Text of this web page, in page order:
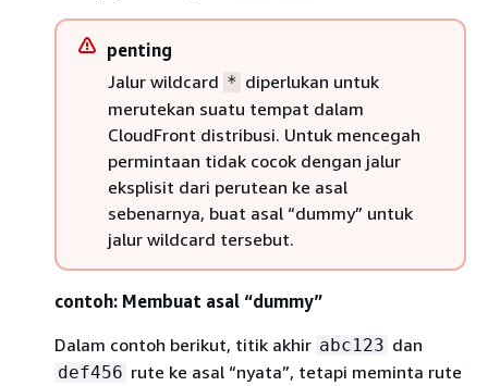
penting
Jalur wildcard * diperlukan untuk
merutekan suatu tempat dalam
CloudFront distribusi. Untuk mencegah
permintaan tidak cocok dengan jalur
eksplisit dari perutean ke asal
sebenarnya, buat asal “dummy” untuk
jalur wildcard tersebut.
contoh: Membuat asal “dummy”
Dalam contoh berikut, titik akhir abc123 dan
def456 rute ke asal “nyata”, tetapi meminta rute